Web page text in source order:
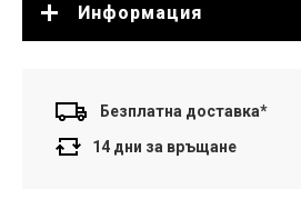
Информация
Безплатна доставка*
14 дни за връщане